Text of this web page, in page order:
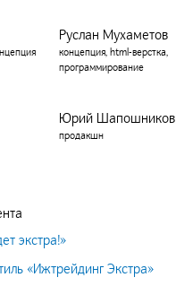
Руслан Мухаметов
концепция, html-верстка,
программирование
Юрий Шапошников
продакшн
экстра!»
«Ижтрейдинг Экстра»